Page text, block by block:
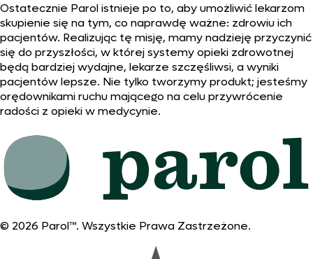
Ostatecznie Parol istnieje po to, aby umożliwić lekarzom
skupienie się na tym, co naprawdę ważne: zdrowiu ich
pacjentów. Realizując tę misję, mamy nadzieję przyczynić
się do przyszłości, w której systemy opieki zdrowotnej
będą bardziej wydajne, lekarze szczęśliwsi, a wyniki
pacjentów lepsze. Nie tylko tworzymy produkt; jesteśmy
orędownikami ruchu mającego na celu przywrócenie
radości z opieki w medycynie.
© 2026 Parol™. Wszystkie Prawa Zastrzeżone.